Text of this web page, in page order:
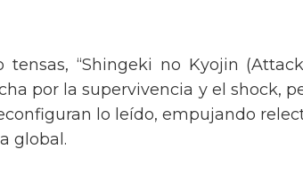
“Shingeki no Kyojin
por la supervivencia y el shock,
lo leído, empujando
global.